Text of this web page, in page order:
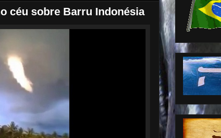
céu sobre Barru Indonésia